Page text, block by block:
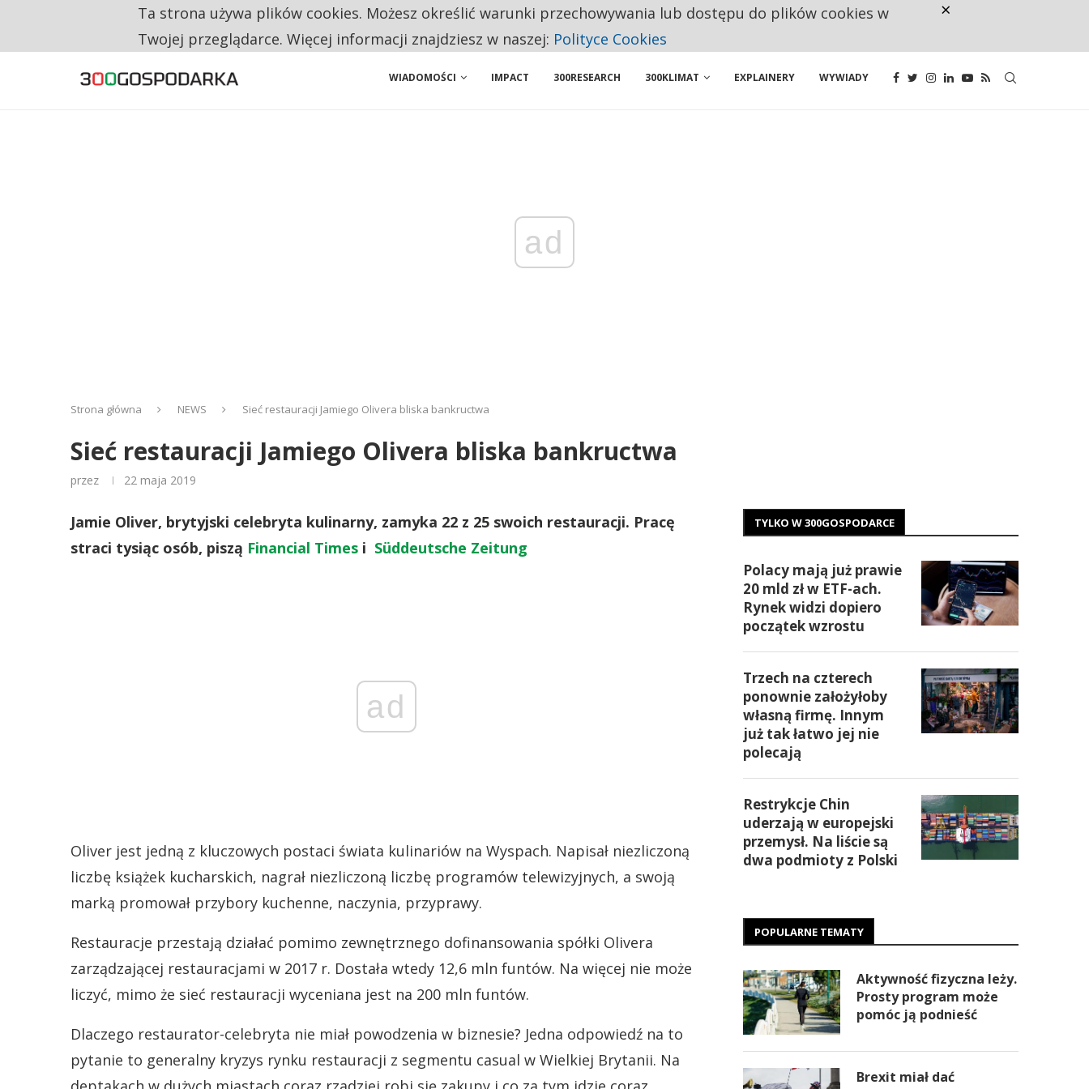
RESTRYKCJE CHIN UDERZAJĄ W EUROPEJSKI PRZEMYSŁ. NA LIŚCIE SĄ DWA PODMIOTY Z POLSKI
WIADOMOŚCI IMPACT 300RESEARCH 300KLIMAT EXPLAINERY WYWIADY
ad
Strona główna NEWS Sieć restauracji Jamiego Olivera bliska bankructwa
Sieć restauracji Jamiego Olivera bliska bankructwa
przez 22 maja 2019
Jamie Oliver, brytyjski celebryta kulinarny, zamyka 22 z 25 swoich restauracji. Pracę
straci tysiąc osób, piszą Financial Times i Süddeutsche Zeitung
ad
Oliver jest jedną z kluczowych postaci świata kulinariów na Wyspach. Napisał niezliczoną
liczbę książek kucharskich, nagrał niezliczoną liczbę programów telewizyjnych, a swoją
marką promował przybory kuchenne, naczynia, przyprawy.
Restauracje przestają działać pomimo zewnętrznego dofinansowania spółki Olivera
zarządzającej restauracjami w 2017 r. Dostała wtedy 12,6 mln funtów. Na więcej nie może
liczyć, mimo że sieć restauracji wyceniana jest na 200 mln funtów.
Dlaczego restaurator-celebryta nie miał powodzenia w biznesie? Jedna odpowiedź na to
pytanie to generalny kryzys rynku restauracji z segmentu casual w Wielkiej Brytanii. Na
TYLKO W 300GOSPODARCE
Polacy mają już prawie
20 mld zł w ETF-ach.
Rynek widzi dopiero
początek wzrostu
Trzech na czterech
ponownie założyłoby
własną firmę. Innym
już tak łatwo jej nie
polecają
Restrykcje Chin
uderzają w europejski
przemysł. Na liście są
dwa podmioty z Polski
POPULARNE TEMATY
Aktywność fizyczna leży.
Prosty program może
pomóc ją podnieść
Brexit miał dać
Ta strona używa plików cookies. Możesz określić warunki przechowywania lub dostępu do plików cookies w
Twojej przeglądarce. Więcej informacji znajdziesz w naszej: Polityce Cookies
×